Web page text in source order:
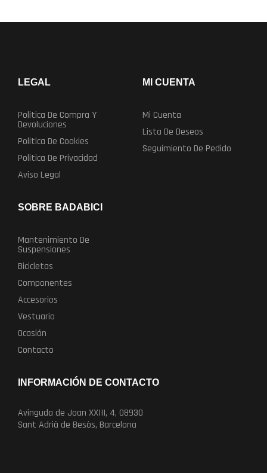
LEGAL
Politica De Compra Y
Devoluciones
Politica De Cookies
Politica De Privacidad
Aviso Legal
MI CUENTA
Mi Cuenta
Lista De Deseos
Seguimiento De Pedido
SOBRE BADABICI
Mantenimiento De
Suspensiones
Bicicletas
Componentes
Accesorios
Vestuario
Ocasión
Contacto
INFORMACIÓN DE CONTACTO
Avinguda de Joan XXIII, 4, 08930
Sant Adrià de Besòs, Barcelona